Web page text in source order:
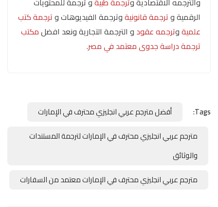
الرقمية وترجمة قانونيةوترجمة الفيديوهات وترجمة كتب
علميةوترجمه عقود و الترجمة التجارية ونعد افضلمكتب
ترجمة دراسة جدوى معتمد في مصر.
Tags:
أفضل مترجم عربي انجليزي محترف في الإمارات
مترجم عربي انجليزي محترف في الإمارات لترجمة المستندات
والوثائق
مترجم عربي انجليزي محترف في الإمارات معتمد من السفارات